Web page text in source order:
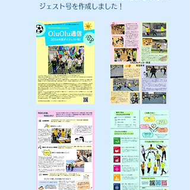
ジェスト号を作成しました！